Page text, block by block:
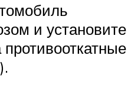
и установите